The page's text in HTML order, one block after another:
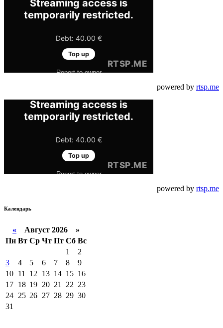
powered by rtsp.me
powered by rtsp.me
Календарь
« Август 2026 »
Пн Вт Ср Чт Пт Сб Вс
1
2
3
4 5 6 7 8
9
10 11 12 13 14 15 16
17 18 19 20 21 22 23
24 25 26 27 28 29 30
31